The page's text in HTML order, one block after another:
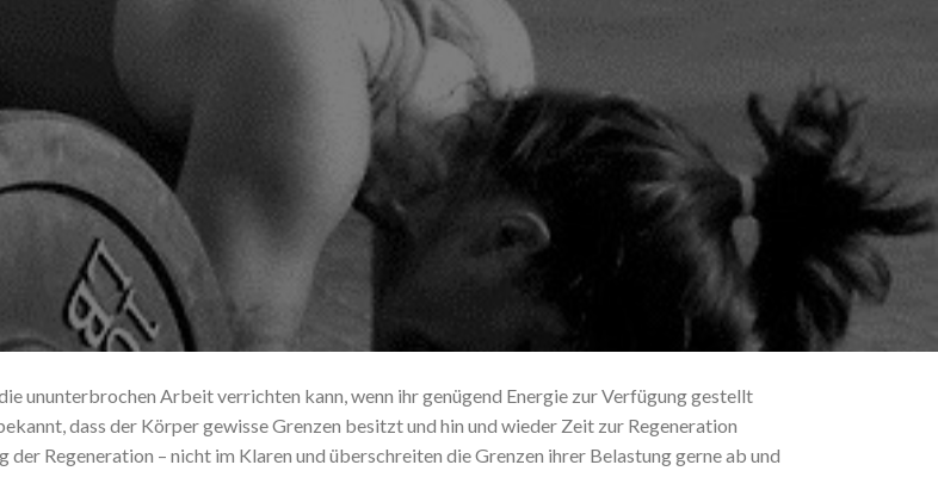
ununterbrochen Arbeit verrichten kann, wenn ihr genügend Energie zur Verfügung gestellt
dass der Körper gewisse Grenzen besitzt und hin und wieder Zeit zur Regeneration
Regeneration – nicht im Klaren und überschreiten die Grenzen ihrer Belastung gerne ab und